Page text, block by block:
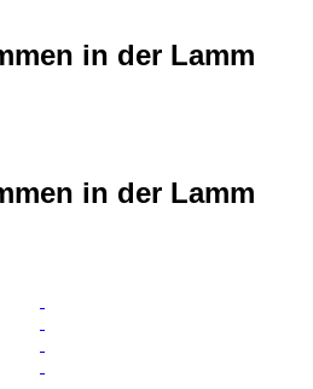
in der Lamm
in der Lamm